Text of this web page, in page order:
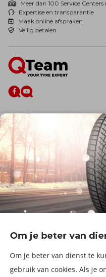
Om je beter van
Om je beter van dienst te
gebruik van cookies. Als je
Meer dan 100 Service Centers
Expertise en transparantie
Maak online afspraken
Veilig betalen
De firma
Wie zijn wij?
Blog
Onze dienstverlening
Banden
Velgen
Diensten
Afspraak Maken
Informatie over
Professionele voertuigen
B2Bassistance
Werken bij QTeam
Maak een afspraak